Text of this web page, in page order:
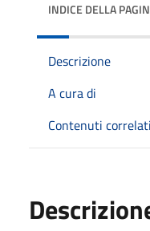
INDICE DELLA
Descrizione
A cura di
Contenuti correlati